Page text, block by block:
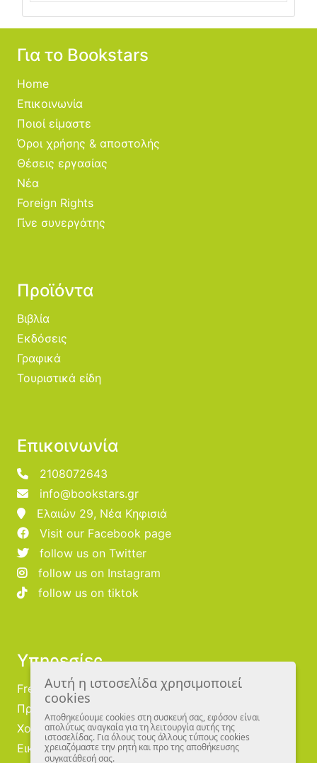
Για το Bookstars
Home
Επικοινωνία
Ποιοί είμαστε
Όροι χρήσης & αποστολής
Θέσεις εργασίας
Νέα
Foreign Rights
Γίνε συνεργάτης
Προϊόντα
Βιβλία
Εκδόσεις
Γραφικά
Τουριστικά είδη
Επικοινωνία
2108072643
info@bookstars.gr
Ελαιών 29, Νέα Κηφισιά
Visit our Facebook page
follow us on Twitter
follow us on Instagram
follow us on tiktok
Υπηρεσίες
Free Publishing
Προμηθευτές
Χονδρική
Εικονογράφοι
Αυτή η ιστοσελίδα χρησιμοποιεί
cookies
Αποθηκεύουμε cookies στη συσκευή σας, εφόσον είναι
απολύτως αναγκαία για τη λειτουργία αυτής της
ιστοσελίδας. Για όλους τους άλλους τύπους cookies
χρειαζόμαστε την ρητή και προ της αποθήκευσης
συγκατάθεσή σας.